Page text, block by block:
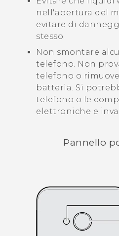
nell'apertura del
evitare di
stesso.
Non smontare
telefono. Non
telefono o
batteria. Si
telefono o le
elettroniche e
Pannello